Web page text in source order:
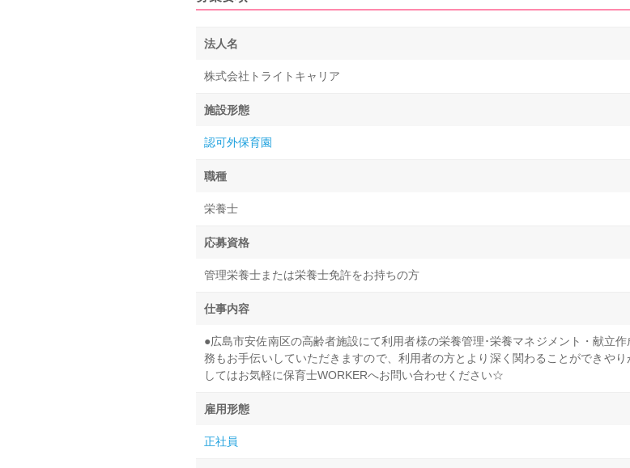
法人名
株式会社トライトキャリア
施設形態
認可外保育園
職種
栄養士
応募資格
管理栄養士または栄養士免許をお持ちの方
仕事内容
●広島市安佐南区の高齢者施設にて利用者様の栄養管理･栄養マネジメント・献立
務もお手伝いしていただきますので、利用者の方とより深く関わることができや
してはお気軽に保育士WORKERへお問い合わせください☆
雇用形態
正社員